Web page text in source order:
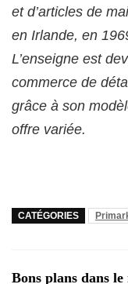
et d’articles de
en Irlande, en
L’enseigne est
commerce de
grâce à son
offre variée.
CATÉGORIES
Bons plans dans le